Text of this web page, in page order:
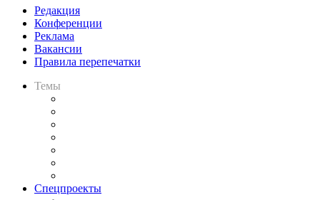
Редакция
Конференции
Реклама
Вакансии
Правила перепечатки
Темы
Спецпроекты